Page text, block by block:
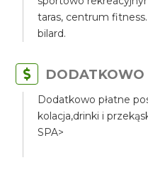
taras, centrum
bilard.
DODATKOWO
Dodatkowo płatne
kolacja,drinki i
SPA>